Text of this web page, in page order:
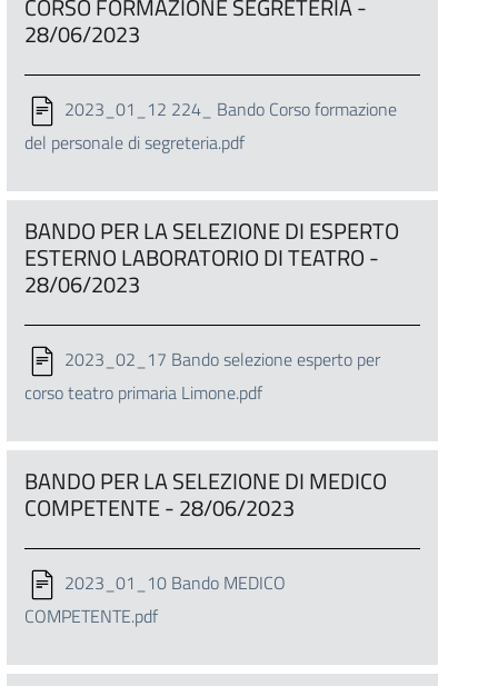
CORSO FORMAZIONE SEGRETERIA -
28/06/2023
2023_01_12 224_ Bando Corso formazione
del personale di segreteria.pdf
BANDO PER LA SELEZIONE DI ESPERTO
ESTERNO LABORATORIO DI TEATRO -
28/06/2023
2023_02_17 Bando selezione esperto per
corso teatro primaria Limone.pdf
BANDO PER LA SELEZIONE DI MEDICO
COMPETENTE - 28/06/2023
2023_01_10 Bando MEDICO
COMPETENTE.pdf